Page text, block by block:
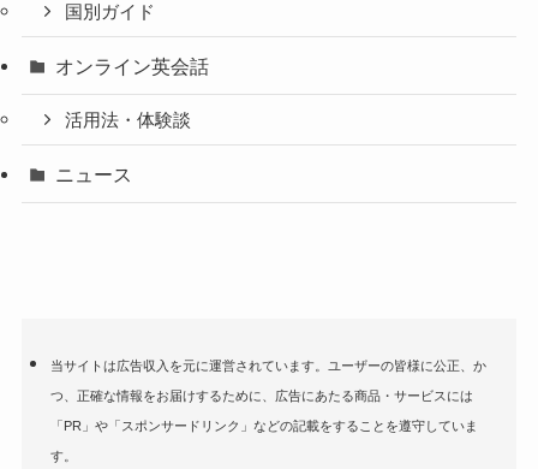
国別ガイド
オンライン英会話
活用法・体験談
ニュース
当サイトは広告収入を元に運営されています。ユーザーの皆様に公正、か
つ、正確な情報をお届けするために、広告にあたる商品・サービスには
「PR」や「スポンサードリンク」などの記載をすることを遵守していま
す。